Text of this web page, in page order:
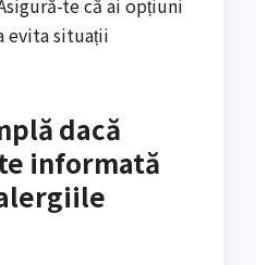
evita situații
dacă
informată